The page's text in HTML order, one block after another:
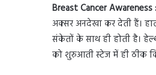
Breast Cancer Awareness :
अक्सर अनदेखा कर देती हैं।
संकेतों के साथ ही होती है।
को शुरुआती स्टेज में ही ठीक